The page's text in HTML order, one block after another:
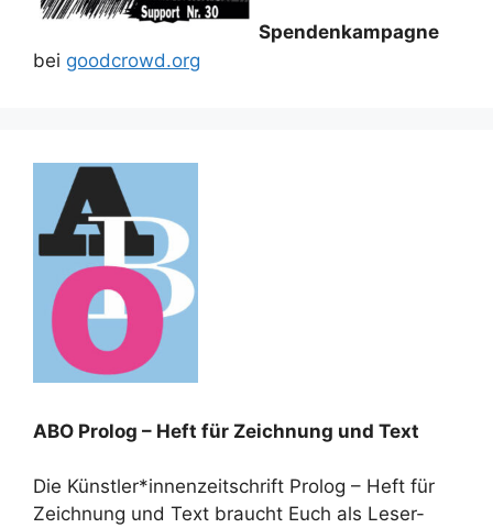
Spendenkampagne
bei goodcrowd.org
ABO Prolog – Heft für Zeichnung und Text
Die Künstler*innenzeitschrift Prolog – Heft für
Zeichnung und Text braucht Euch als Leser-